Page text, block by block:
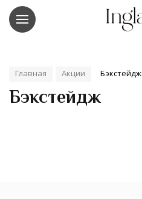
Главная Акции Бэкстейдж
Бэкстейдж